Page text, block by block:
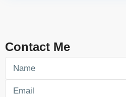
Contact Me